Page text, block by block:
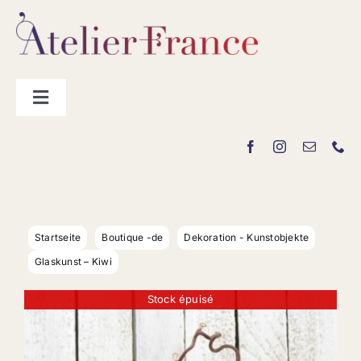
Zum
Inhalt
springen
Toggle
Kontakt
Startseite Boutique -de
Dekoration - Kunstobjekte
Glaskunst – Kiwi
Stock épuisé